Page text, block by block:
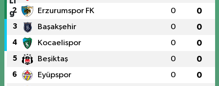
2 Erzurumspor FK 0 0
3 Başakşehir 0 0
4 Kocaelispor 0 0
5 Beşiktaş 0 0
6 Eyüpspor 0 0